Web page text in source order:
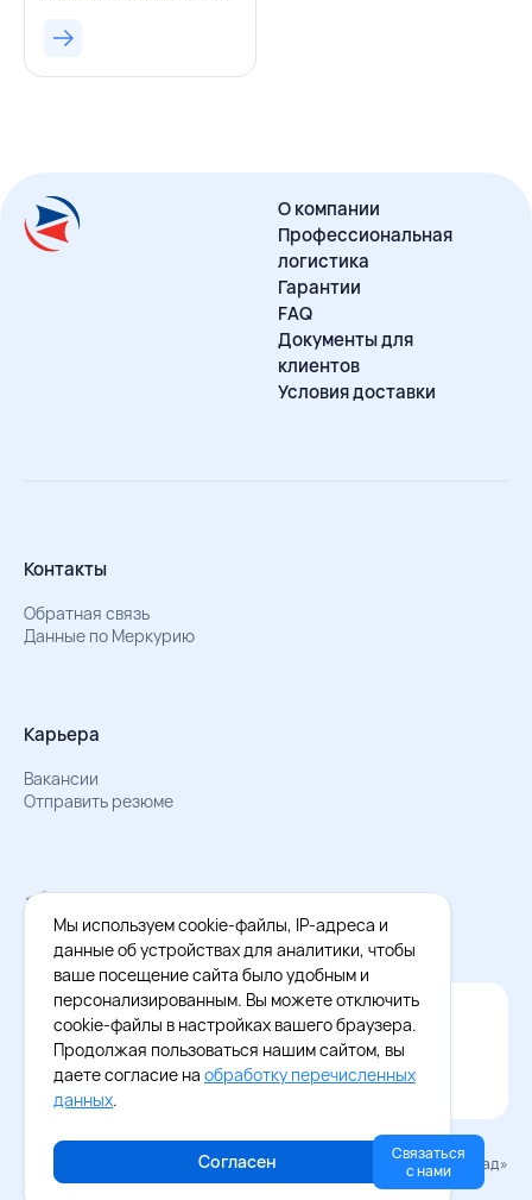
О компании
Профессиональная
логистика
Гарантии
FAQ
Документы для
клиентов
Условия доставки
Контакты
Обратная связь
Данные по Меркурию
Карьера
Вакансии
Отправить резюме
Мы в Телеграм
Документы об обработке персональных данных
Охрана труда – результаты СОУТ
Официальное приложение Восток - Запад
Cкачайте бесплатное приложение
© 2026 «Восток–Запад»
Связаться
с нами
Мы используем cookie-файлы, IP-адреса и
данные об устройствах для аналитики, чтобы
ваше посещение сайта было удобным и
персонализированным. Вы можете отключить
cookie-файлы в настройках вашего браузера.
Продолжая пользоваться нашим сайтом, вы
даете согласие на обработку перечисленных
данных.
Согласен